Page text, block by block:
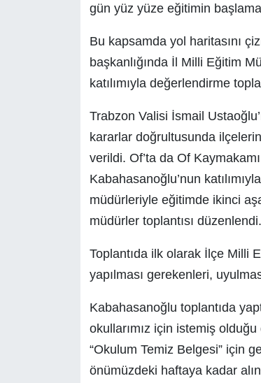
gün yüz yüze eğitimin
Bu kapsamda yol haritasını
başkanlığında İl Milli Eğitim
katılımıyla değerlendirme
Trabzon Valisi İsmail
kararlar doğrultusunda
verildi. Of’ta da Of
Kabahasanoğlu’nun
müdürleriyle eğitimde ikinci
müdürler toplantısı düzenlendi.
Toplantıda ilk olarak İlçe Milli
yapılması gerekenleri,
Kabahasanoğlu toplantıda
okullarımız için istemiş
“Okulum Temiz Belgesi” için
önümüzdeki haftaya kadar